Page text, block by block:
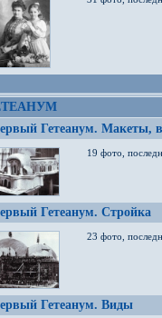
Гетеанум. Макеты,
19 фото,
Гетеанум. Стройка
23 фото,
Гетеанум. Виды